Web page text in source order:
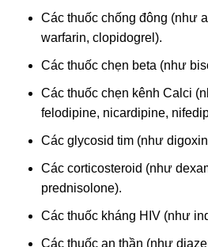
Các thuốc chống đông (như
warfarin, clopidogrel).
Các thuốc chẹn beta (như
Các thuốc chẹn kênh Calci
felodipine, nicardipine,
Các glycosid tim (như
Các corticosteroid (như
prednisolone).
Các thuốc kháng HIV (như
Các thuốc an thần (như